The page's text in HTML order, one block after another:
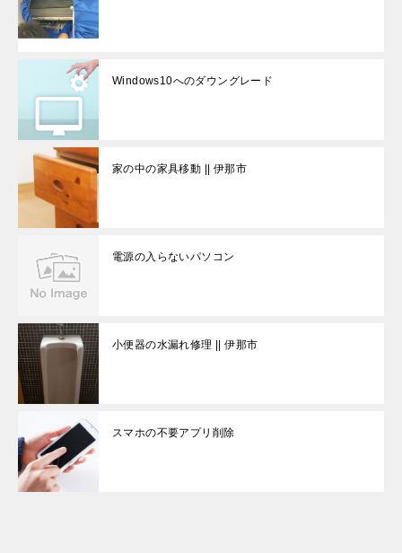
Windows10へのダウングレード
家の中の家具移動 || 伊那市
電源の入らないパソコン
小便器の水漏れ修理 || 伊那市
スマホの不要アプリ削除